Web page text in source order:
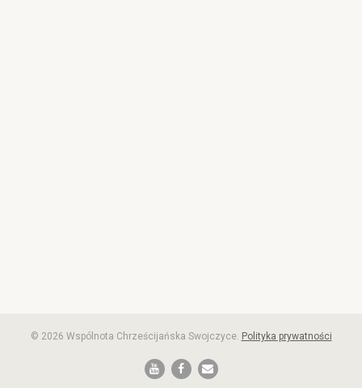
© 2026 Wspólnota Chrześcijańska Swojczyce. Polityka prywatności